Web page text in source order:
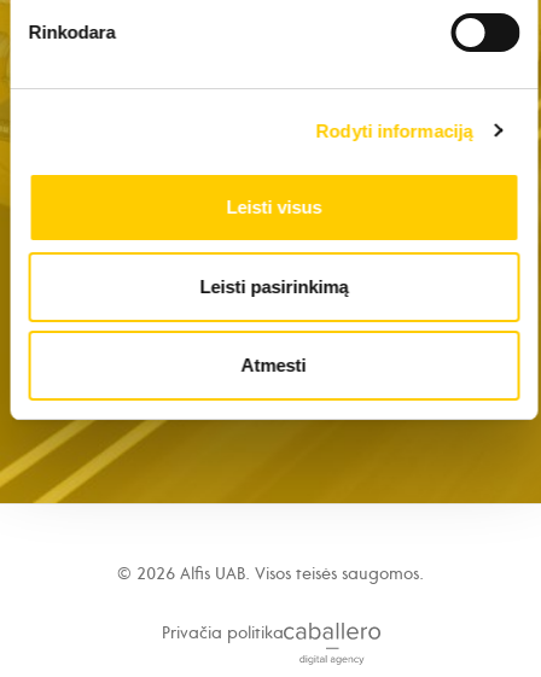
Rinkodara
Rodyti informaciją
Leisti visus
Leisti pasirinkimą
Atmesti
Pramoniniai šaldytuvai ir šaldikliai
Kompaktiška ir lengva įranga
© 2026 Alfis UAB. Visos teisės saugomos.
Privačia politika